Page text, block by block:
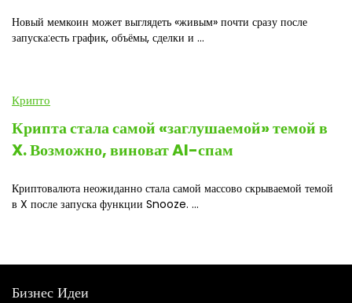
Новый мемкоин может выглядеть «живым» почти сразу после
запуска:есть график, объёмы, сделки и ...
Крипто
Крипта стала самой «заглушаемой» темой в
X. Возможно, виноват AI-спам
Криптовалюта неожиданно стала самой массово скрываемой темой
в X после запуска функции Snooze. ...
Бизнес Идеи